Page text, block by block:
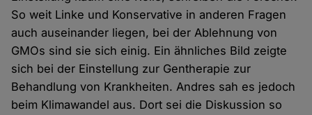
So weit Linke und Konservative in anderen Fragen
auch auseinander liegen, bei der Ablehnung von
GMOs sind sie sich einig. Ein ähnliches Bild zeigte
sich bei der Einstellung zur Gentherapie zur
Behandlung von Krankheiten. Andres sah es jedoch
beim Klimawandel aus. Dort sei die Diskussion so